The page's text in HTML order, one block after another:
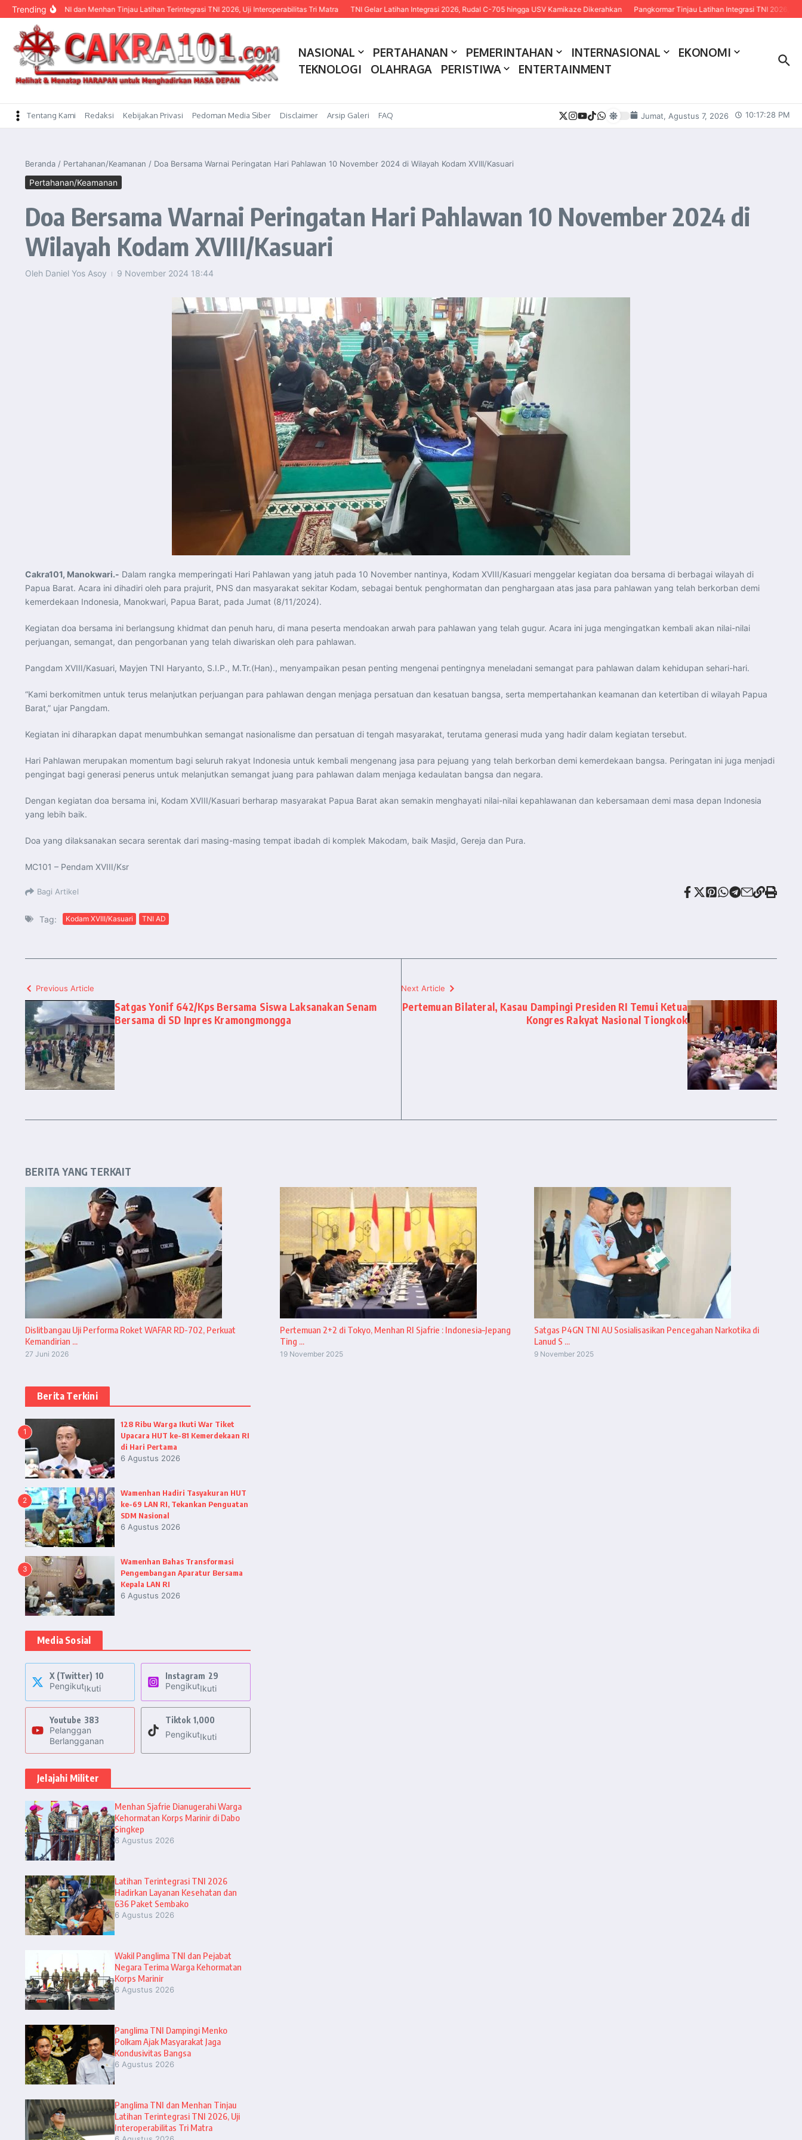
content
TrendingTNI dan Menhan Tinjau Latihan Terintegrasi TNI 2026, Uji Interoperabilitas Tri Matra TNI Gelar Latihan Integrasi 2026, Rudal C-705 hingga USV Kamikaze Dikerahkan Pangkormar Tinjau Latihan Integrasi TNI 2026, Tekankan
NASIONAL PERTAHANAN PEMERINTAHAN INTERNASIONAL
EKONOMI
TEKNOLOGI
OLAHRAGA PERISTIWA ENTERTAINMENT
Tentang Kami Redaksi Kebijakan Privasi Pedoman Media Siber Disclaimer Arsip Galeri FAQ Jumat, Agustus 7, 2026 10:17:29 PM
Beranda / Pertahanan/Keamanan / Doa Bersama Warnai Peringatan Hari Pahlawan 10 November 2024 di Wilayah Kodam XVIII/Kasuari
Pertahanan/Keamanan
Doa Bersama Warnai Peringatan Hari Pahlawan 10 November 2024 di
Wilayah Kodam XVIII/Kasuari
Oleh Daniel Yos Asoy 9 November 2024 18:44
Cakra101, Manokwari.- Dalam rangka memperingati Hari Pahlawan yang jatuh pada 10 November nantinya, Kodam XVIII/Kasuari menggelar kegiatan doa bersama di berbagai wilayah di
Papua Barat. Acara ini dihadiri oleh para prajurit, PNS dan masyarakat sekitar Kodam, sebagai bentuk penghormatan dan penghargaan atas jasa para pahlawan yang telah berkorban demi
kemerdekaan Indonesia, Manokwari, Papua Barat, pada Jumat (8/11/2024).
Kegiatan doa bersama ini berlangsung khidmat dan penuh haru, di mana peserta mendoakan arwah para pahlawan yang telah gugur. Acara ini juga mengingatkan kembali akan nilai-nilai
perjuangan, semangat, dan pengorbanan yang telah diwariskan oleh para pahlawan.
Pangdam XVIII/Kasuari, Mayjen TNI Haryanto, S.I.P., M.Tr.(Han)., menyampaikan pesan penting mengenai pentingnya meneladani semangat para pahlawan dalam kehidupan sehari-hari.
“Kami berkomitmen untuk terus melanjutkan perjuangan para pahlawan dengan menjaga persatuan dan kesatuan bangsa, serta mempertahankan keamanan dan ketertiban di wilayah Papua
Barat,” ujar Pangdam.
Kegiatan ini diharapkan dapat menumbuhkan semangat nasionalisme dan persatuan di tengah masyarakat, terutama generasi muda yang hadir dalam kegiatan tersebut.
Hari Pahlawan merupakan momentum bagi seluruh rakyat Indonesia untuk kembali mengenang jasa para pejuang yang telah berkorban demi kemerdekaan bangsa. Peringatan ini juga menjadi
pengingat bagi generasi penerus untuk melanjutkan semangat juang para pahlawan dalam menjaga kedaulatan bangsa dan negara.
Dengan kegiatan doa bersama ini, Kodam XVIII/Kasuari berharap masyarakat Papua Barat akan semakin menghayati nilai-nilai kepahlawanan dan kebersamaan demi masa depan Indonesia
yang lebih baik.
Doa yang dilaksanakan secara serentak dari masing-masing tempat ibadah di komplek Makodam, baik Masjid, Gereja dan Pura.
MC101 – Pendam XVIII/Ksr
Bagi Artikel
Tag: Kodam XVIII/Kasuari TNI AD
Previous Article
Satgas Yonif 642/Kps Bersama Siswa Laksanakan Senam
Bersama di SD Inpres Kramongmongga
Next Article
Pertemuan Bilateral, Kasau Dampingi Presiden RI Temui Ketua
Kongres Rakyat Nasional Tiongkok
BERITA YANG TERKAIT
Dislitbangau Uji Performa Roket WAFAR RD-702, Perkuat
Kemandirian ...
27 Juni 2026
Pertemuan 2+2 di Tokyo, Menhan RI Sjafrie : Indonesia–Jepang
Ting ...
19 November 2025
Satgas P4GN TNI AU Sosialisasikan Pencegahan Narkotika di
Lanud S ...
9 November 2025
Berita Terkini
1
128 Ribu Warga Ikuti War Tiket
Upacara HUT ke-81 Kemerdekaan RI
di Hari Pertama
6 Agustus 2026
2
Wamenhan Hadiri Tasyakuran HUT
ke-69 LAN RI, Tekankan Penguatan
SDM Nasional
6 Agustus 2026
3
Wamenhan Bahas Transformasi
Pengembangan Aparatur Bersama
Kepala LAN RI
6 Agustus 2026
Media Sosial
X (Twitter) 10
PengikutIkuti
Instagram 29
PengikutIkuti
Youtube 383
Pelanggan
Berlangganan
Tiktok 1,000
PengikutIkuti
Jelajahi Militer
Menhan Sjafrie Dianugerahi Warga
Kehormatan Korps Marinir di Dabo
Singkep
6 Agustus 2026
Latihan Terintegrasi TNI 2026
Hadirkan Layanan Kesehatan dan
636 Paket Sembako
6 Agustus 2026
Wakil Panglima TNI dan Pejabat
Negara Terima Warga Kehormatan
Korps Marinir
6 Agustus 2026
Panglima TNI Dampingi Menko
Polkam Ajak Masyarakat Jaga
Kondusivitas Bangsa
6 Agustus 2026
Panglima TNI dan Menhan Tinjau
Latihan Terintegrasi TNI 2026, Uji
Interoperabilitas Tri Matra